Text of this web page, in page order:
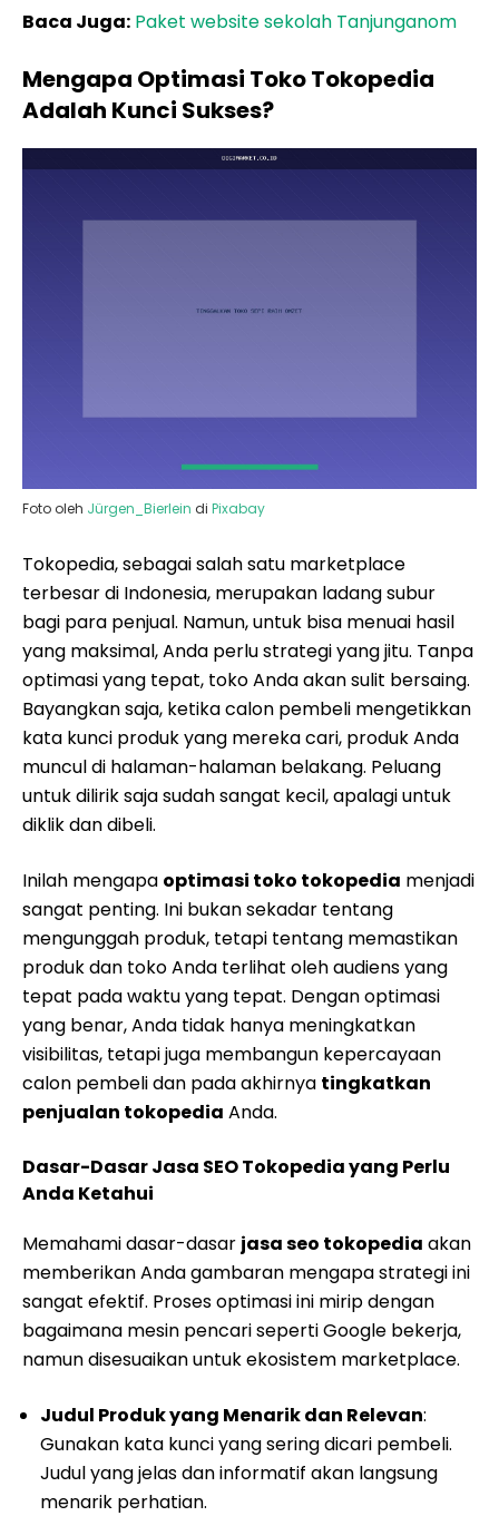
Baca Juga: Paket website sekolah Tanjunganom
Mengapa Optimasi Toko Tokopedia
Adalah Kunci Sukses?
Foto oleh Jürgen_Bierlein di Pixabay
Tokopedia, sebagai salah satu marketplace
terbesar di Indonesia, merupakan ladang subur
bagi para penjual. Namun, untuk bisa menuai hasil
yang maksimal, Anda perlu strategi yang jitu. Tanpa
optimasi yang tepat, toko Anda akan sulit bersaing.
Bayangkan saja, ketika calon pembeli mengetikkan
kata kunci produk yang mereka cari, produk Anda
muncul di halaman-halaman belakang. Peluang
untuk dilirik saja sudah sangat kecil, apalagi untuk
diklik dan dibeli.
Inilah mengapa optimasi toko tokopedia menjadi
sangat penting. Ini bukan sekadar tentang
mengunggah produk, tetapi tentang memastikan
produk dan toko Anda terlihat oleh audiens yang
tepat pada waktu yang tepat. Dengan optimasi
yang benar, Anda tidak hanya meningkatkan
visibilitas, tetapi juga membangun kepercayaan
calon pembeli dan pada akhirnya tingkatkan
penjualan tokopedia Anda.
Dasar-Dasar Jasa SEO Tokopedia yang Perlu
Anda Ketahui
Memahami dasar-dasar jasa seo tokopedia akan
memberikan Anda gambaran mengapa strategi ini
sangat efektif. Proses optimasi ini mirip dengan
bagaimana mesin pencari seperti Google bekerja,
namun disesuaikan untuk ekosistem marketplace.
Judul Produk yang Menarik dan Relevan:
Gunakan kata kunci yang sering dicari pembeli.
Judul yang jelas dan informatif akan langsung
menarik perhatian.